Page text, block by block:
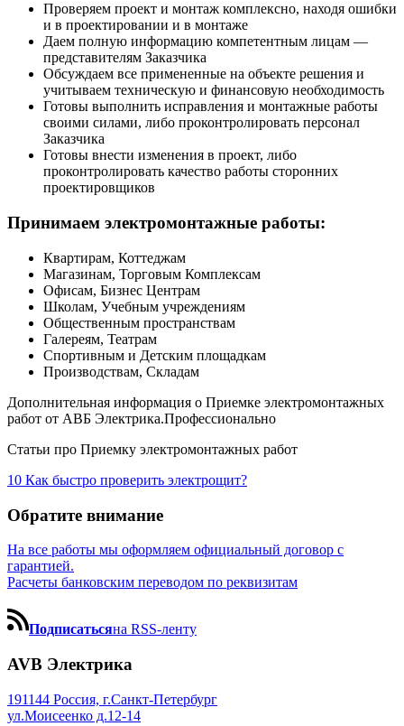
Проверяем проект и монтаж комплексно, находя ошибки
и в проектировании и в монтаже
Даем полную информацию компетентным лицам —
представителям Заказчика
Обсуждаем все примененные на объекте решения и
учитываем техническую и финансовую необходимость
Готовы выполнить исправления и монтажные работы
своими силами, либо проконтролировать персонал
Заказчика
Готовы внести изменения в проект, либо
проконтролировать качество работы сторонних
проектировщиков
Принимаем электромонтажные работы:
Квартирам, Коттеджам
Магазинам, Торговым Комплексам
Офисам, Бизнес Центрам
Школам, Учебным учреждениям
Общественным пространствам
Галереям, Театрам
Спортивным и Детским площадкам
Производствам, Складам
Дополнительная информация о Приемке электромонтажных
работ от АВБ Электрика.Профессионально
Статьи про Приемку электромонтажных работ
10 Как быстро проверить электрощит?
Обратите внимание
На все работы мы оформляем официальный договор с
гарантией.
Расчеты банковским переводом по реквизитам
Подписатьсяна RSS-ленту
AVB Электрика
191144 Россия, г.Санкт-Петербург
ул.Моисеенко д.12-14